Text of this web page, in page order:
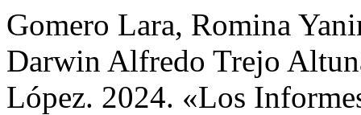
Gomero Lara, Romina
Darwin Alfredo Trejo
López. 2024. «Los